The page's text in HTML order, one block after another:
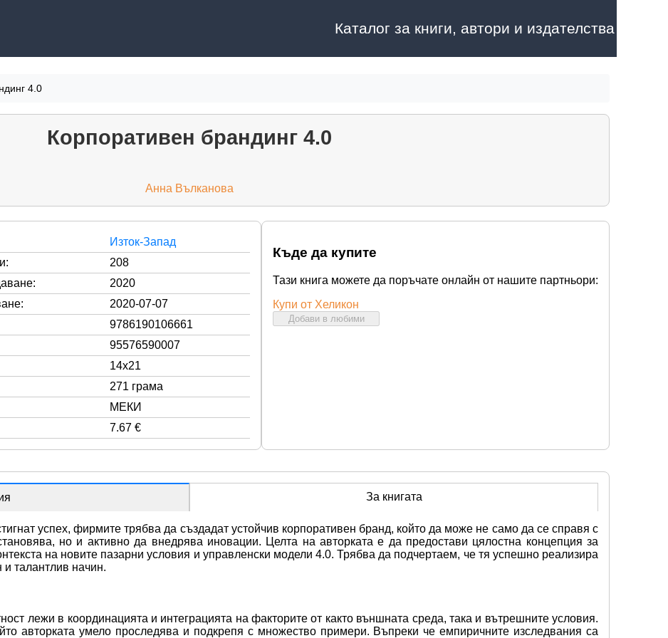
Каталог за книги, автори и издателства
4.0
Корпоративен брандинг 4.0
Анна Вълканова
Изток-Запад
208
2020
2020-07-07
9786190106661
95576590007
14x21
271 грама
МЕКИ
7.67 €
Къде да купите
Тази книга можете да поръчате онлайн от нашите партньори:
Купи от Хеликон
Добави в любими
За книгата
успех, фирмите трябва да създадат устойчив корпоративен бранд, който да може не само да се справя с
но и активно да внедрява иновации. Целта на авторката е да предостави цялостна концепция за
на новите пазарни условия и управленски модели 4.0. Трябва да подчертаем, че тя успешно реализира
и талантлив начин.
лежи в координацията и интеграцията на факторите от както външната среда, така и вътрешните условия.
авторката умело проследява и подкрепя с множество примери. Въпреки че емпиричните изследвания са